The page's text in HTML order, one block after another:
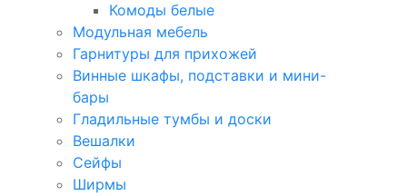
Комоды белые
Модульная мебель
Гарнитуры для прихожей
Винные шкафы, подставки и мини-
бары
Гладильные тумбы и доски
Вешалки
Сейфы
Ширмы